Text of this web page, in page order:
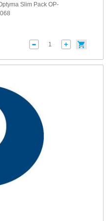
Slim Pack OP-